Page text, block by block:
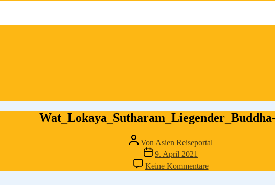
Beitragsautor
Von Asien Reiseportal
Veröffentlichungsdatum
9. April 2021
Keine Kommentarezu